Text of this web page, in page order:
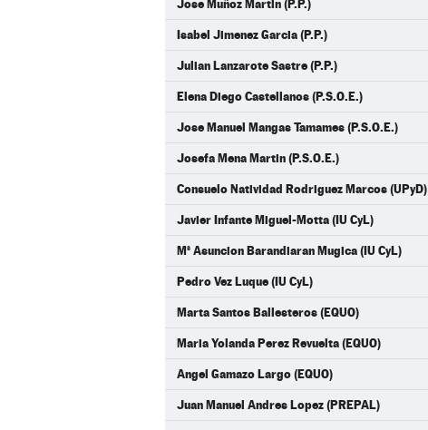
Jose Muñoz Martin (P.P.)
Isabel Jimenez Garcia (P.P.)
Julian Lanzarote Sastre (P.P.)
Elena Diego Castellanos (P.S.O.E.)
Jose Manuel Mangas Tamames (P.S.O.E.)
Josefa Mena Martin (P.S.O.E.)
Consuelo Natividad Rodriguez Marcos (UPyD)
Javier Infante Miguel-Motta (IU CyL)
Mª Asuncion Barandiaran Mugica (IU CyL)
Pedro Vez Luque (IU CyL)
Marta Santos Ballesteros (EQUO)
Maria Yolanda Perez Revuelta (EQUO)
Angel Gamazo Largo (EQUO)
Juan Manuel Andres Lopez (PREPAL)